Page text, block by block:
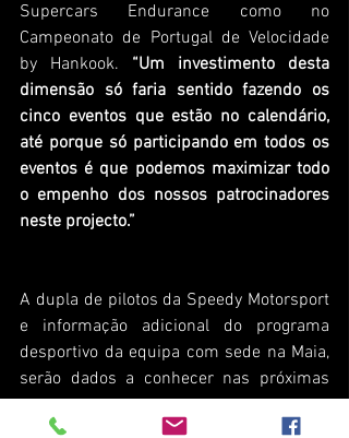
Supercars Endurance como no
Campeonato de Portugal de Velocidade
by Hankook. “Um investimento desta
dimensão só faria sentido fazendo os
cinco eventos que estão no calendário,
até porque só participando em todos os
eventos é que podemos maximizar todo
o empenho dos nossos patrocinadores
neste projecto.”
A dupla de pilotos da Speedy Motorsport
e informação adicional do programa
desportivo da equipa com sede na Maia,
serão dados a conhecer nas próximas
semanas.